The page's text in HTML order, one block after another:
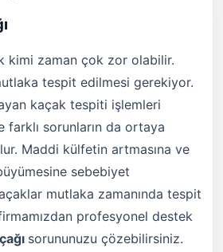
kimi zaman çok zor olabilir.
tespit edilmesi gerekiyor.
kaçak tespiti işlemleri
farklı sorunların da ortaya
Maddi külfetin artmasına ve
sebebiyet
mutlaka zamanında tespit
profesyonel destek
sorununuzu çözebilirsiniz.